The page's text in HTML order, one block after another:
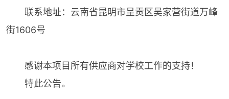
联系地址：云南省昆明市呈贡区吴家营街道万峰
街1606号
感谢本项目所有供应商对学校工作的支持！
特此公告。